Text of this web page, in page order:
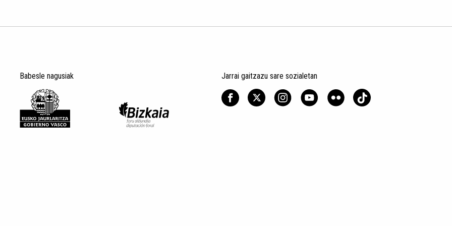
Babesle nagusiak Jarrai gaitzazu sare sozialetan